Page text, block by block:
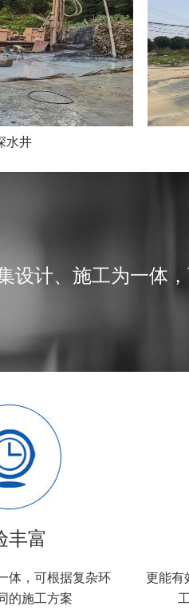
水井
设计、施工为一体
丰富
体，可根据复杂环
的施工方案
更能有